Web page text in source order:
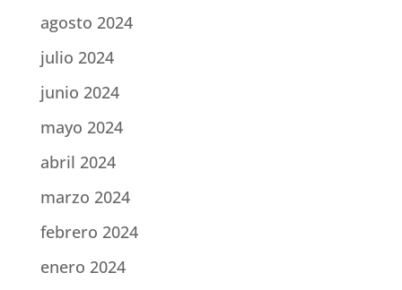
agosto 2024
julio 2024
junio 2024
mayo 2024
abril 2024
marzo 2024
febrero 2024
enero 2024